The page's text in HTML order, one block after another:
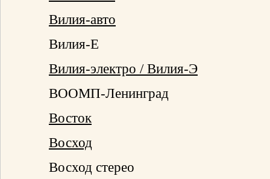
Вилия-авто
Вилия-Е
Вилия-электро / Вилия-Э
ВООМП-Ленинград
Восток
Восход
Восход стерео